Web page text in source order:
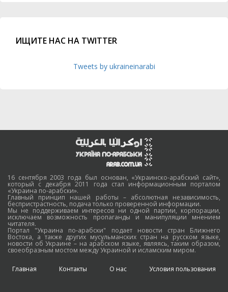
ИЩИТЕ НАС НА TWITTER
Tweets by ukraineinarabi
16 сентября 2003 года был основан, «Украинско-арабский сайт»,
который с декабря 2011 года стал информационным порталом
«Украина по-арабски».
Главный принцип нашей работы – абсолютная независимость,
беспристрастность, подача только проверенной информации.
Мы не поддерживаем интересов ни одной партии, корпорации,
исключаем возможность пропаганды и манипуляции мнением
читателя.
Портал "Украина по-арабски" подает новости стран Ближнего
Востока, а также других мусульманских стран на русском языке,
новости об Украине – на арабском языке, являясь, таким образом,
своеобразным мостом между Украиной и исламским миром.
Главная Контакты О нас Условия пользования